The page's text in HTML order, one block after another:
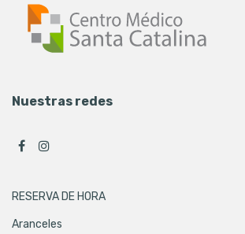
Nuestras redes
RESERVA DE HORA
Aranceles